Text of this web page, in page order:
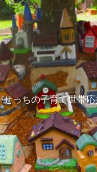
せっちの子育て世帯